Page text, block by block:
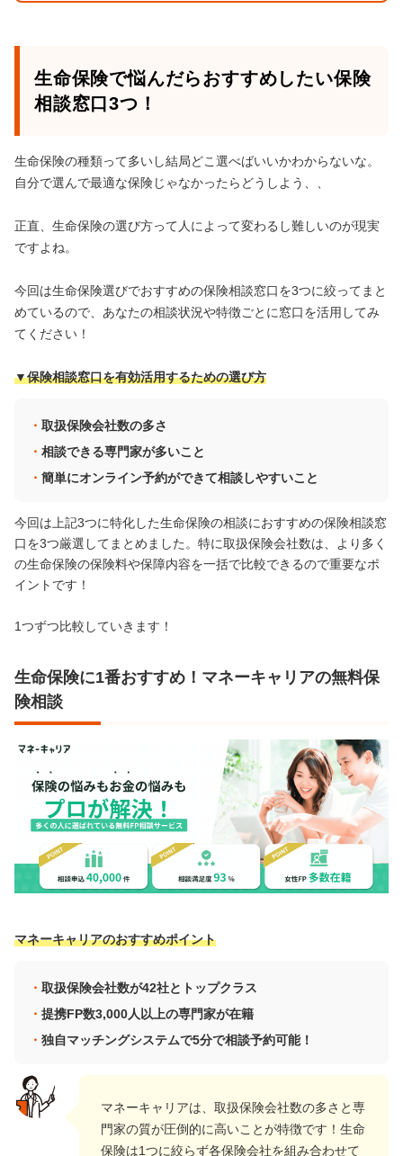
生命保険で悩んだらおすすめしたい保険
相談窓口3つ！
生命保険の種類って多いし結局どこ選べばいいかわからないな。
自分で選んで最適な保険じゃなかったらどうしよう、、
正直、生命保険の選び方って人によって変わるし難しいのが現実
ですよね。
今回は生命保険選びでおすすめの保険相談窓口を3つに絞ってまと
めているので、あなたの相談状況や特徴ごとに窓口を活用してみ
てください！
▼保険相談窓口を有効活用するための選び方
取扱保険会社数の多さ
相談できる専門家が多いこと
簡単にオンライン予約ができて相談しやすいこと
今回は上記3つに特化した生命保険の相談におすすめの保険相談窓
口を3つ厳選してまとめました。特に取扱保険会社数は、より多く
の生命保険の保険料や保障内容を一括で比較できるので重要なポ
イントです！
1つずつ比較していきます！
生命保険に1番おすすめ！マネーキャリアの無料保
険相談
マネーキャリアのおすすめポイント
取扱保険会社数が42社とトップクラス
提携FP数3,000人以上の専門家が在籍
独自マッチングシステムで5分で相談予約可能！
マネーキャリアは、取扱保険会社数の多さと専
門家の質が圧倒的に高いことが特徴です！生命
保険は1つに絞らず各保険会社を組み合わせて